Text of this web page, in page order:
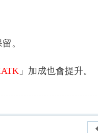
。
」加成也會提升。